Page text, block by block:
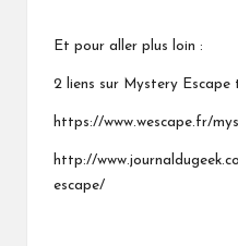
Et pour aller plus loin :
2 liens sur Mystery Escape
https://www.wescape.fr/
http://
escape/